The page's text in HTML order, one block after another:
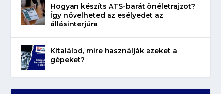
Hogyan készíts ATS-barát önéletrajzot?
Így növelheted az esélyedet az
állásinterjúra
Kitalálod, mire használják ezeket a
gépeket?